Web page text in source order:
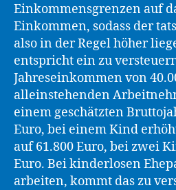
Einkommensgrenzen auf
Einkommen, sodass der
also in der Regel höher
entspricht ein zu
Jahreseinkommen von
alleinstehenden
einem geschätzten
Euro, bei einem Kind
auf 61.800 Euro, bei zwei
Euro. Bei kinderlosen
arbeiten, kommt das zu